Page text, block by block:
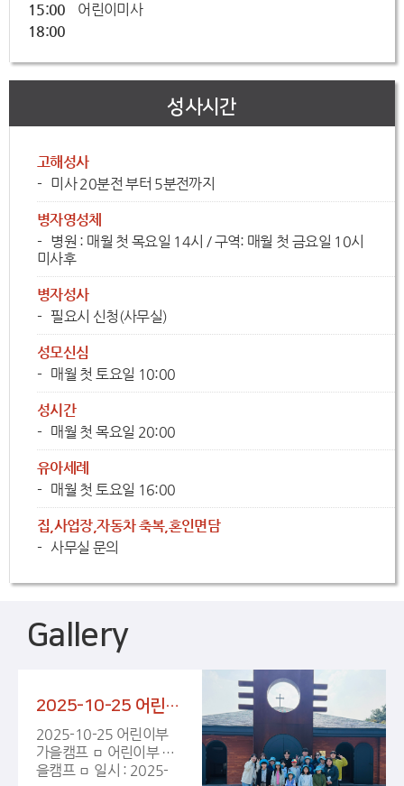
15:00
어린이미사
18:00
성사시간
고해성사
미사 20분전 부터 5분전까지
병자영성체
병원 : 매월 첫 목요일 14시 / 구역: 매월 첫 금요일 10시
미사후
병자성사
필요시 신청(사무실)
성모신심
매월 첫 토요일 10:00
성시간
매월 첫 목요일 20:00
유아세례
매월 첫 토요일 16:00
집,사업장,자동차 축복,혼인면담
사무실 문의
Gallery
2025-10-25 어린이부 가을캠프
2025-10-25 어린이부
가을캠프 ㅁ 어린이부 가
을캠프 ㅁ 일시 : 2025-